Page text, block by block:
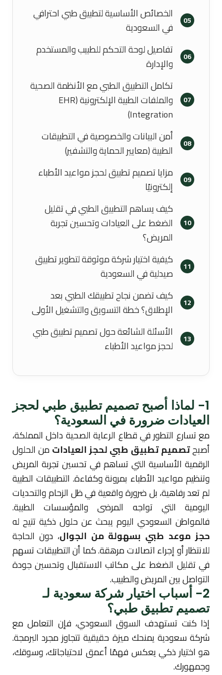
05
الخصائص الأساسية لتطبيق طبي احترافي
في السعودية
06
تفاصيل لوحة التحكم للطبيب والمستخدم
والإدارة
07
تكامل التطبيق الطبي مع الأنظمة الصحية
والملفات الطبية الإلكترونية (EHR
Integration)
08
أمن البيانات والخصوصية في التطبيقات
الطبية (معايير الحماية والتشفير)
09
مزايا تصميم تطبيق لحجز مواعيد الأطباء
إلكترونيًا
10
كيف يساهم التطبيق الطبي في تقليل
الضغط على العيادات وتحسين تجربة
المريض؟
11
كيفية اختيار شركة موثوقة لتطوير تطبيق
صيدلية في السعودية
12
كيف تضمن نجاح تطبيقك الطبي بعد
الإطلاق؟ خطة التسويق والتشغيل الأولى
13
الأسئلة الشائعة حول تصميم تطبيق طبي
لحجز مواعيد الأطباء
1- لماذا أصبح تصميم تطبيق طبي لحجز
العيادات ضرورة في السعودية؟
مع تسارع التطور في قطاع الرعاية الصحية داخل المملكة،
أصبحتصميم تطبيق طبي لحجز العياداتمن الحلول
الرقمية الأساسية التي تساهم في تحسين تجربة المريض
وتنظيم مواعيد الأطباء بمرونة وكفاءة. التطبيقات الطبية
لم تعد رفاهية، بل ضرورة واقعية في ظل الزحام والتحديات
اليومية التي تواجه المرضى والمؤسسات الطبية.
فالمواطن السعودي اليوم يبحث عن حلول ذكية تتيح له
حجز موعد طبي بسهولة من الجوال، دون الحاجة
للانتظار أو إجراء اتصالات مرهقة. كما أن التطبيقات تسهم
في تقليل الضغط على مكاتب الاستقبال وتحسين جودة
التواصل بين المريض والطبيب.
2- أسباب اختيار شركة سعودية لـ
تصميم تطبيق طبي؟
إذا كنت تستهدف السوق السعودي، فإن التعامل مع
شركة سعودية يمنحك ميزة حقيقية تتجاوز مجرد البرمجة.
هو اختيار ذكي يعكس فهمًا أعمق لاحتياجاتك، وسوقك،
وجمهورك.